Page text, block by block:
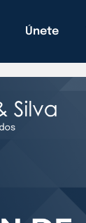
Únete